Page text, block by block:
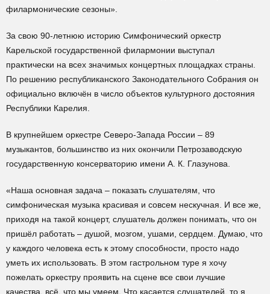
филармонические сезоны».
За свою 90-летнюю историю Симфонический оркестр
Карельской государственной филармонии выступал
практически на всех значимых концертных площадках страны.
По решению республиканского Законодательного Собрания он
официально включён в число объектов культурного достояния
Республики Карелия.
В крупнейшем оркестре Северо-Запада России – 89
музыкантов, большинство из них окончили Петрозаводскую
государственную консерваторию имени А. К. Глазунова.
«Наша основная задача – показать слушателям, что
симфоническая музыка красивая и совсем нескучная. И все же,
приходя на такой концерт, слушатель должен понимать, что он
пришёл работать – душой, мозгом, ушами, сердцем. Думаю, что
у каждого человека есть к этому способности, просто надо
уметь их использовать. В этом гастрольном туре я хочу
пожелать оркестру проявить на сцене все свои лучшие
качества, всё, что мы умеем. Что касается слушателей, то я